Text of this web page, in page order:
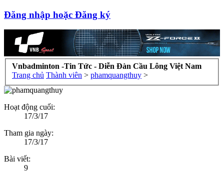
Đăng nhập hoặc Đăng ký
Vnbadminton -Tin Tức - Diễn Đàn Cầu Lông Việt Nam
Trang chủ Thành viên > phamquangthuy >
Hoạt động cuối:
17/3/17
Tham gia ngày:
17/3/17
Bài viết:
9